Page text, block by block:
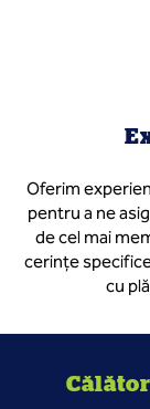
Oferim
pentru a ne
de cel mai
cerințe
cu